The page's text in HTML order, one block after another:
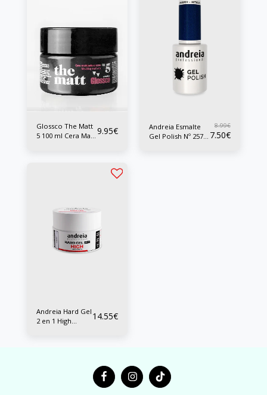
Glossco The Matt
5 100 ml Cera Mate
9.95€
Andreia Esmalte
Gel Polish Nº 257
8.99€
7.50€
Andreia Hard Gel
2 en 1 High
14.55€